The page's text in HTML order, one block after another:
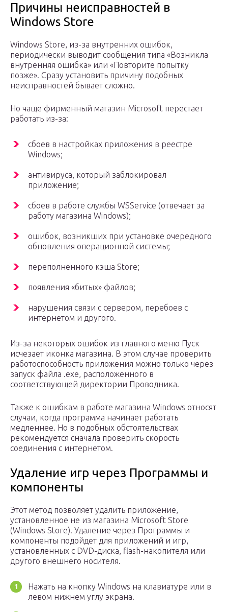
Причины неисправностей в
Windows Store
Windows Store, из-за внутренних ошибок,
периодически выводит сообщения типа «Возникла
внутренняя ошибка» или «Повторите попытку
позже». Сразу установить причину подобных
неисправностей бывает сложно.
Но чаще фирменный магазин Microsoft перестает
работать из-за:
сбоев в настройках приложения в реестре
Windows;
антивируса, который заблокировал
приложение;
сбоев в работе службы WSService (отвечает за
работу магазина Windows);
ошибок, возникших при установке очередного
обновления операционной системы;
переполненного кэша Store;
появления «битых» файлов;
нарушения связи с сервером, перебоев с
интернетом и другого.
Из-за некоторых ошибок из главного меню Пуск
исчезает иконка магазина. В этом случае проверить
работоспособность приложения можно только через
запуск файла .exe, расположенного в
соответствующей директории Проводника.
Также к ошибкам в работе магазина Windows относят
случаи, когда программа начинает работать
медленнее. Но в подобных обстоятельствах
рекомендуется сначала проверить скорость
соединения с интернетом.
Удаление игр через Программы и
компоненты
Этот метод позволяет удалить приложение,
установленное не из магазина Microsoft Store
(Windows Store). Удаление через Программы и
компоненты подойдет для приложений и игр,
установленных с DVD-диска, flash-накопителя или
другого внешнего носителя.
Нажать на кнопку Windows на клавиатуре или в
левом нижнем углу экрана.